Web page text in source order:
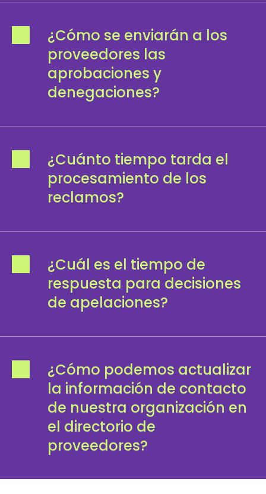
¿Cómo se enviarán a los
proveedores las
aprobaciones y
denegaciones?
¿Cuánto tiempo tarda el
procesamiento de los
reclamos?
¿Cuál es el tiempo de
respuesta para decisiones
de apelaciones?
¿Cómo podemos actualizar
la información de contacto
de nuestra organización en
el directorio de
proveedores?